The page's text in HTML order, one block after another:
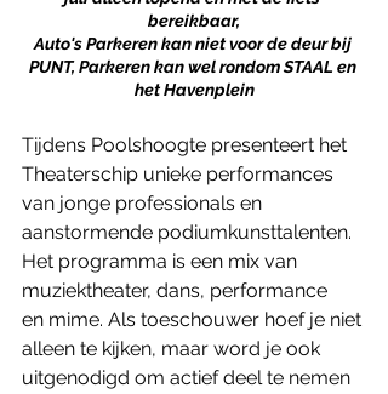
bereikbaar,
Auto's Parkeren kan niet voor de deur bij
PUNT, Parkeren kan wel rondom STAAL en
het Havenplein
Tijdens Poolshoogte presenteert het
Theaterschip unieke performances
van jonge professionals en
aanstormende podiumkunsttalenten.
Het programma is een mix van
muziektheater, dans, performance
en mime. Als toeschouwer hoef je niet
alleen te kijken, maar word je ook
uitgenodigd om actief deel te nemen